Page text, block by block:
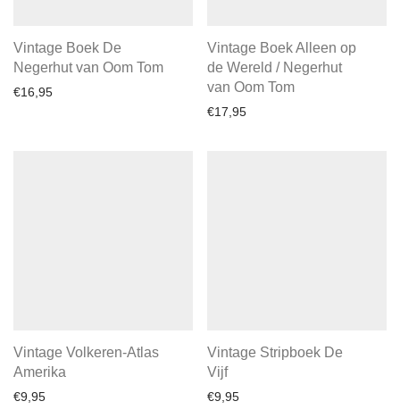
Vintage Boek De
Negerhut van Oom Tom
€16,95
Vintage Boek Alleen op
de Wereld / Negerhut
van Oom Tom
€17,95
Vintage Volkeren-Atlas
Amerika
€9,95
Vintage Stripboek De
Vijf
€9,95